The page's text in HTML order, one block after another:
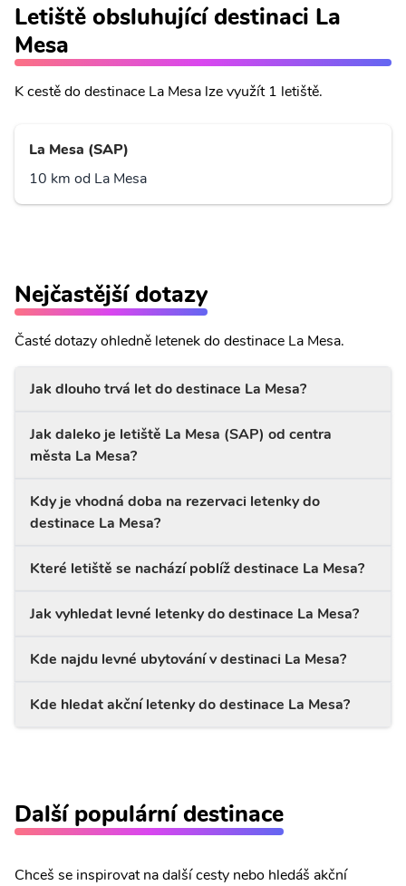
Letiště obsluhující destinaci La
Mesa
K cestě do destinace La Mesa lze využít 1 letiště.
La Mesa (SAP)
10 km od La Mesa
Nejčastější dotazy
Časté dotazy ohledně letenek do destinace La Mesa.
Jak dlouho trvá let do destinace La Mesa?
Jak daleko je letiště La Mesa (SAP) od centra
města La Mesa?
Kdy je vhodná doba na rezervaci letenky do
destinace La Mesa?
Které letiště se nachází poblíž destinace La Mesa?
Jak vyhledat levné letenky do destinace La Mesa?
Kde najdu levné ubytování v destinaci La Mesa?
Kde hledat akční letenky do destinace La Mesa?
Další populární destinace
Chceš se inspirovat na další cesty nebo hledáš akční